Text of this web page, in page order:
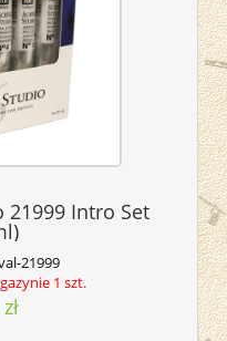
21999 Intro Set
21999
1 szt.